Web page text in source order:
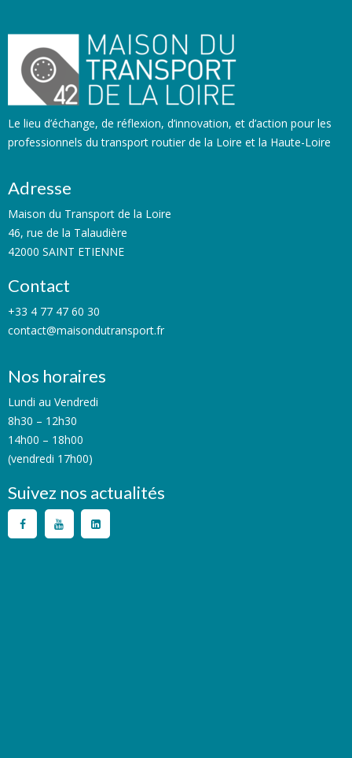
Le lieu d’échange, de réflexion, d’innovation, et d’action pour les
professionnels du transport routier de la Loire et la Haute-Loire
Adresse
Maison du Transport de la Loire
46, rue de la Talaudière
42000 SAINT ETIENNE
Contact
+33 4 77 47 60 30
contact@maisondutransport.fr
Nos horaires
Lundi au Vendredi
8h30 – 12h30
14h00 – 18h00
(vendredi 17h00)
Suivez nos actualités